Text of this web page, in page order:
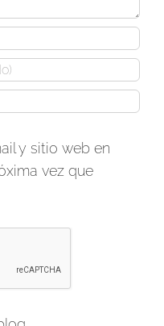
y sitio web en
vez que